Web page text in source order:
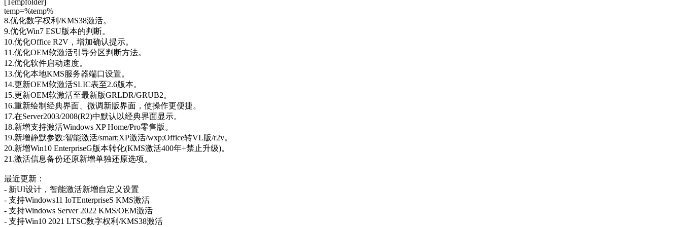
[Tempfolder]
temp=%temp%
8.优化数字权利/KMS38激活。
9.优化Win7 ESU版本的判断。
10.优化Office R2V，增加确认提示。
11.优化OEM软激活引导分区判断方法。
12.优化软件启动速度。
13.优化本地KMS服务器端口设置。
14.更新OEM软激活SLIC表至2.6版本。
15.更新OEM软激活至最新版GRLDR/GRUB2。
16.重新绘制经典界面、微调新版界面，使操作更便捷。
17.在Server2003/2008(R2)中默认以经典界面显示。
18.新增支持激活Windows XP Home/Pro零售版。
19.新增静默参数:智能激活/smart;XP激活/wxp;Office转VL版/r2v。
20.新增Win10 EnterpriseG版本转化(KMS激活400年+禁止升级)。
21.激活信息备份还原新增单独还原选项。
最近更新：
- 新UI设计，智能激活新增自定义设置
- 支持Windows11 IoTEnterpriseS KMS激活
- 支持Windows Server 2022 KMS/OEM激活
- 支持Win10 2021 LTSC数字权利/KMS38激活